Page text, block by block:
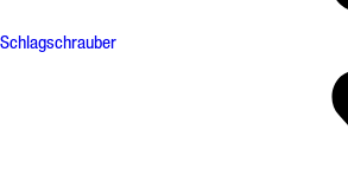
Schlagschrauber